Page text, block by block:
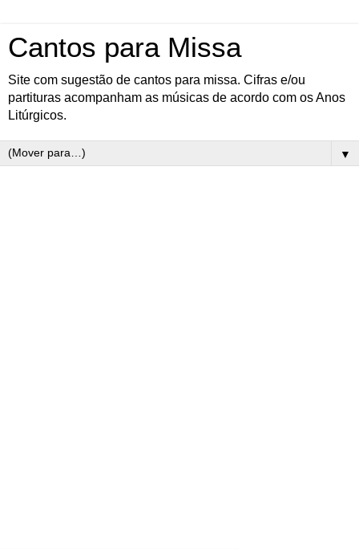
Cantos para Missa
Site com sugestão de cantos para missa. Cifras e/ou
partituras acompanham as músicas de acordo com os Anos
Litúrgicos.
▼